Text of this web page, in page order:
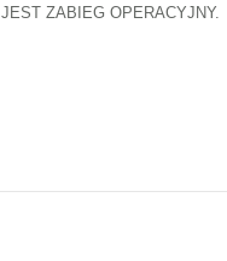
ZABIEG OPERACYJNY.